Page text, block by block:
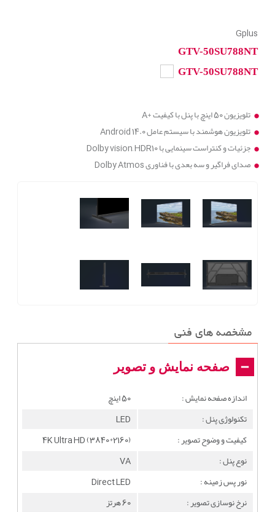
Gplus
GTV-50SU788NT
GTV-50SU788NT
تلویزیون 50 اینچ با پنل با کیفیت +A
تلویزیون هوشمند با سیستم عامل Android 14.0
جزئیات و کنتراست سینمایی با Dolby vision, HDR10
صدای فراگیر و سه بعدی با فناوری Dolby Atmos
مشخصه های فنی
صفحه نمایش و تصویر
اندازه صفحه نمایش :
50 اینچ
تکنولوژِی پنل :
LED
کیفیت و وضوح تصویر :
4K Ultra HD (3840*2160)
نوع پنل :
VA
نور پس زمینه :
Direct LED
نرخ نوسازی تصویر :
60 هرتز